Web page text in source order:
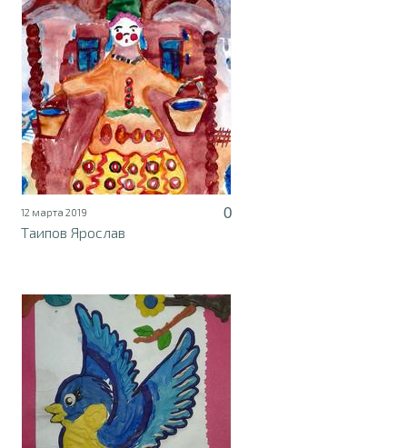
12 марта 2019
0
Таипов Ярослав